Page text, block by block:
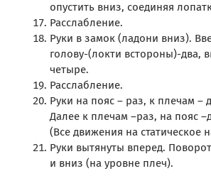
опустить вниз, соединяя
Расслабление.
Руки в замок (ладони вниз).
голову-(локти встороны)-два,
четыре.
Расслабление.
Руки на пояс – раз, к плечам –
Далее к плечам –раз, на пояс
(Все движения на статическое
Руки вытянуты вперед.
и вниз (на уровне плеч).